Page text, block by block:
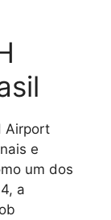
Airport
e
um dos
a